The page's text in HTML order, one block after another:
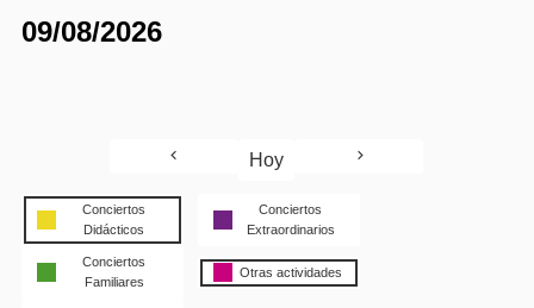
09/08/2026
Hoy
Conciertos
Didácticos
Conciertos
Extraordinarios
Conciertos
Familiares
Otras actividades